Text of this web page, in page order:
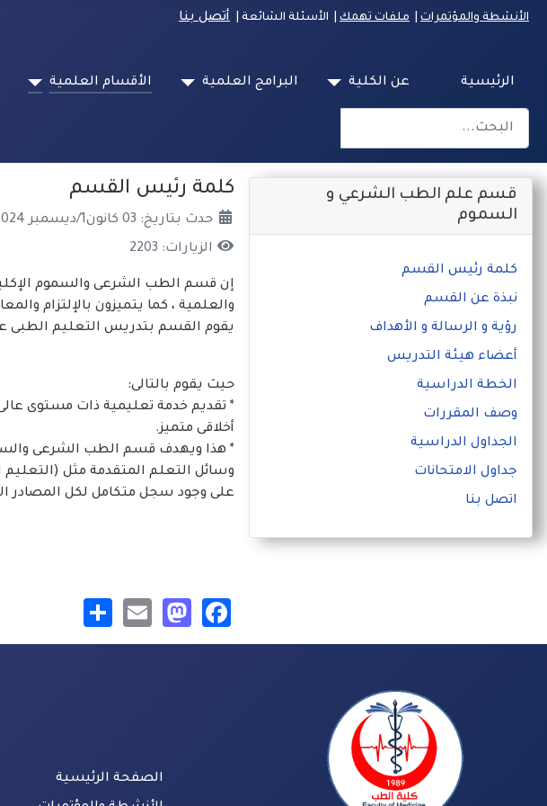
الأنشطة والمؤتمرات ملفات تهمك | الأسئلة الشائعة أتصل بنا
الرئيسية عن الكلية البرامج العلمية الأقسام العلمية
قسم علم الطب الشرعي و
السموم
كلمة رئيس القسم
نبذة عن القسم
رؤية و الرسالة و الأهداف
أعضاء هيئة التدريس
الخطة الدراسية
وصف المقررات
الجداول الدراسية
جداول الامتحانات
اتصل بنا
كلمة رئيس القسم
حدث بتاريخ: 03 كانون1/ديسمبر 2024
الزيارات: 2203
إن قسم الطب الشرعى والسموم
والعلمية ، كما يتميزون بالإلتزام
يقوم القسم بتدريس التعليم الطبى
حيث يقوم بالتالى:
* تقديم خدمة تعليمية ذات مستوى
أخلاقى متميز.
* هذا ويهدف قسم الطب الشرعى
وسائل التعلم المتقدمة مثل (التعليم
على وجود سجل متكامل لكل المصادر
Facebook
Mastodon
Email
الصفحة الرئيسية